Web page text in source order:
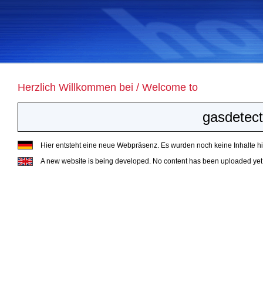
Herzlich Willkommen bei / Welcome to
Hier entsteht eine neue Webpräsenz. Es wurden noch keine Inhalte
A new website is being developed. No content has been uploaded